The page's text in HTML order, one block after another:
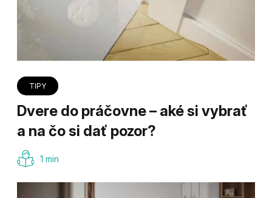
TIPY
Dvere do práčovne – aké si vybrať
a na čo si dať pozor?
1 min